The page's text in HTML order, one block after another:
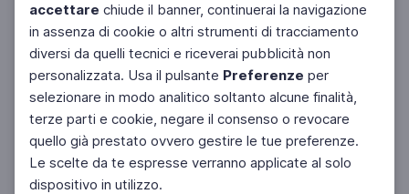
accettare chiude il banner, continuerai la navigazione
in assenza di cookie o altri strumenti di tracciamento
diversi da quelli tecnici e riceverai pubblicità non
personalizzata. Usa il pulsante Preferenze per
selezionare in modo analitico soltanto alcune finalità,
terze parti e cookie, negare il consenso o revocare
quello già prestato ovvero gestire le tue preferenze.
Le scelte da te espresse verranno applicate al solo
dispositivo in utilizzo.